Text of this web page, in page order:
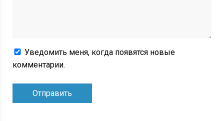
Уведомить меня, когда появятся новые
комментарии.